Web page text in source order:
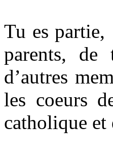
Tu es partie,
parents, de
d’autres
les coeurs
catholique et